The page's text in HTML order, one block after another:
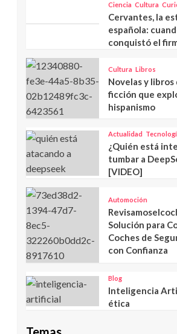
Ciencia Cultura
Cervantes, la
española:
conquistó el
Cultura Libros
Novelas y libros
ficción que
hispanismo
Actualidad
¿Quién está
tumbar a
[VIDEO]
Automoción
Solución para
Coches de
con Confianza
Blog
Inteligencia
ética